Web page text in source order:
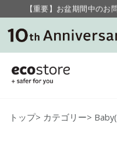
【重要】お盆期間中のお
毎月お得にポイントが
トップ> カテゴリー>